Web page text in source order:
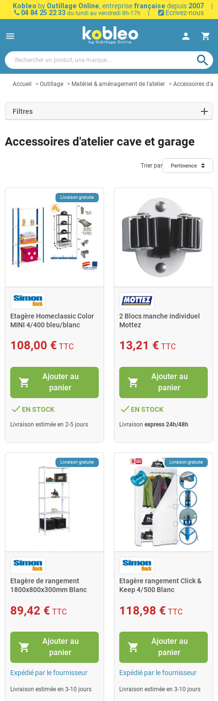
Kobleo by Outillage Online, entreprise française depuis 2007
|
04 84 25 22 33 du lundi au vendredi 8h-17h | Ecrivez-nous
menu person shopping_cart
search
Accueil Outillage Matériel & aménagement de l'atelier Accessoires
Filtres
Accessoires d'atelier cave et garage
Trier par Pertinence
Livraison gratuite
Etagère Homeclassic Color
MINI 4/400 bleu/blanc
108,00 € TTC
shopping_cart
Ajouter au
panier
done EN STOCK
Livraison estimée en 2-5 jours
2 Blocs manche individuel
Mottez
13,21 € TTC
shopping_cart
Ajouter au
panier
done EN STOCK
Livraison express 24h/48h
Livraison gratuite
Etagère de rangement
1800x800x300mm Blanc
MIN
89,42 € TTC
shopping_cart
Ajouter au
panier
Expédié par le fournisseur
Livraison estimée en 3-10 jours
Livraison gratuite
Etagère rangement Click &
Keep 4/500 Blanc
118,98 € TTC
shopping_cart
Ajouter au
panier
Expédié par le fournisseur
Livraison estimée en 3-10 jours